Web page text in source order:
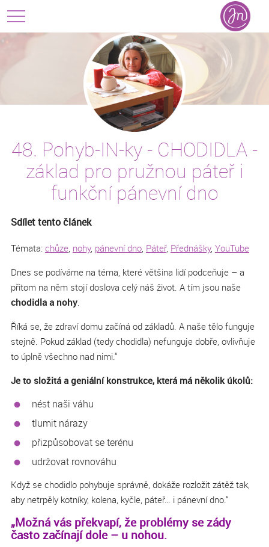
48. Pohyb-IN-ky - CHODIDLA -
základ pro pružnou páteř i
funkční pánevní dno
Sdílet tento článek
Témata: chůze, nohy, pánevní dno, Páteř, Přednášky, YouTube
Dnes se podíváme na téma, které většina lidí podceňuje – a
přitom na něm stojí doslova celý náš život. A tím jsou naše
chodidla a nohy.
Říká se, že zdraví domu začíná od základů. A naše tělo funguje
stejně. Pokud základ (tedy chodidla) nefunguje dobře, ovlivňuje
to úplně všechno nad nimi.“
Je to složitá a geniální konstrukce, která má několik úkolů:
nést naši váhu
tlumit nárazy
přizpůsobovat se terénu
udržovat rovnováhu
Když se chodidlo pohybuje správně, dokáže rozložit zátěž tak,
aby netrpěly kotníky, kolena, kyčle, páteř… i pánevní dno.“
„Možná vás překvapí, že problémy se zády
často začínají dole – u nohou.